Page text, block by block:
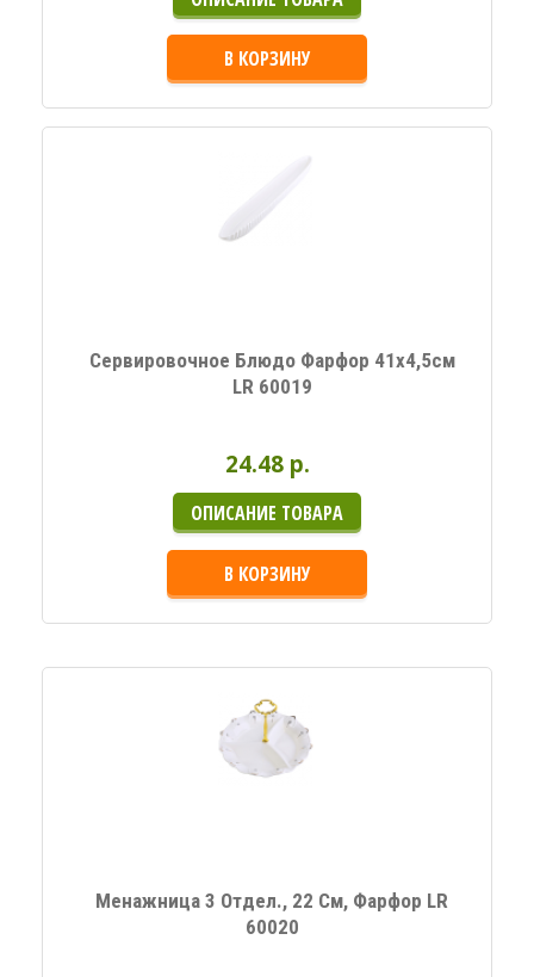
В КОРЗИНУ
Сервировочное Блюдо Фарфор 41х4,5см
LR 60019
24.48 p.
ОПИСАНИЕ ТОВАРА
В КОРЗИНУ
Менажница 3 Отдел., 22 См, Фарфор LR
60020